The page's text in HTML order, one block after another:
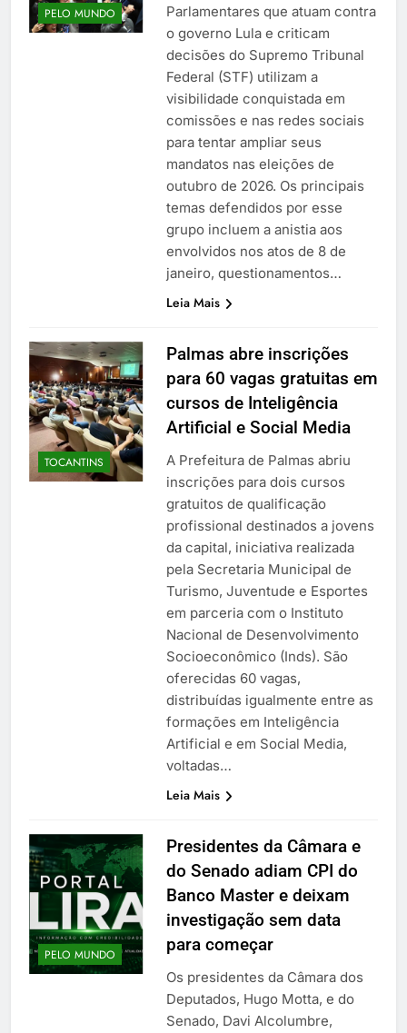
PELO MUNDO
Parlamentares que atuam contra
o governo Lula e criticam
decisões do Supremo Tribunal
Federal (STF) utilizam a
visibilidade conquistada em
comissões e nas redes sociais
para tentar ampliar seus
mandatos nas eleições de
outubro de 2026. Os principais
temas defendidos por esse
grupo incluem a anistia aos
envolvidos nos atos de 8 de
janeiro, questionamentos…
Leia Mais
TOCANTINS
Palmas abre inscrições
para 60 vagas gratuitas em
cursos de Inteligência
Artificial e Social Media
A Prefeitura de Palmas abriu
inscrições para dois cursos
gratuitos de qualificação
profissional destinados a jovens
da capital, iniciativa realizada
pela Secretaria Municipal de
Turismo, Juventude e Esportes
em parceria com o Instituto
Nacional de Desenvolvimento
Socioeconômico (Inds). São
oferecidas 60 vagas,
distribuídas igualmente entre as
formações em Inteligência
Artificial e em Social Media,
voltadas…
Leia Mais
PELO MUNDO
Presidentes da Câmara e
do Senado adiam CPI do
Banco Master e deixam
investigação sem data
para começar
Os presidentes da Câmara dos
Deputados, Hugo Motta, e do
Senado, Davi Alcolumbre,